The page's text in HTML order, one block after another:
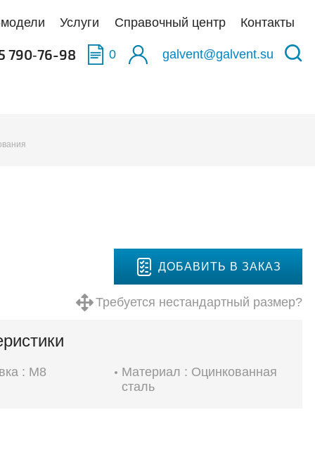
Услуги Справочный центр Контакты
790‑76-98 0 galvent@galvent.su
ДОБАВИТЬ В ЗАКАЗ
Требуется нестандартный размер?
: М8
Материал : Оцинкованная
сталь